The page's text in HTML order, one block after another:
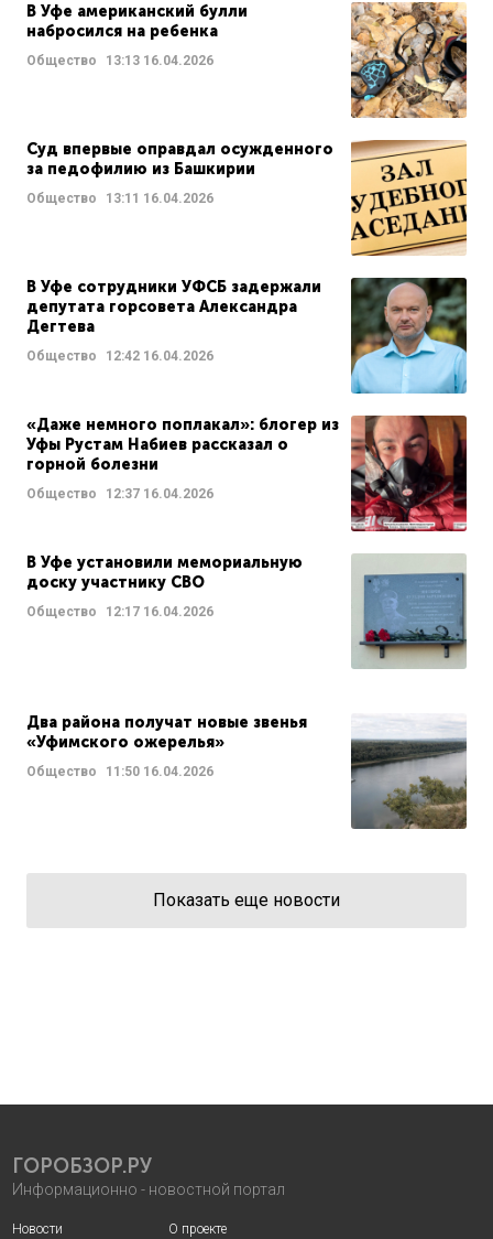
В Уфе американский булли
набросился на ребенка
Общество 13:13 16.04.2026
Суд впервые оправдал осужденного
за педофилию из Башкирии
Общество 13:11 16.04.2026
В Уфе сотрудники УФСБ задержали
депутата горсовета Александра
Дегтева
Общество 12:42 16.04.2026
«Даже немного поплакал»: блогер из
Уфы Рустам Набиев рассказал о
горной болезни
Общество 12:37 16.04.2026
В Уфе установили мемориальную
доску участнику СВО
Общество 12:17 16.04.2026
Два района получат новые звенья
«Уфимского ожерелья»
Общество 11:50 16.04.2026
Показать еще новости
ГОРОБЗОР.РУ
Информационно - новостной портал
Новости О проекте